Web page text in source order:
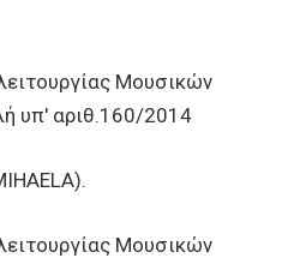
Μουσικών
υπ' αριθ.160/2014
Μουσικών